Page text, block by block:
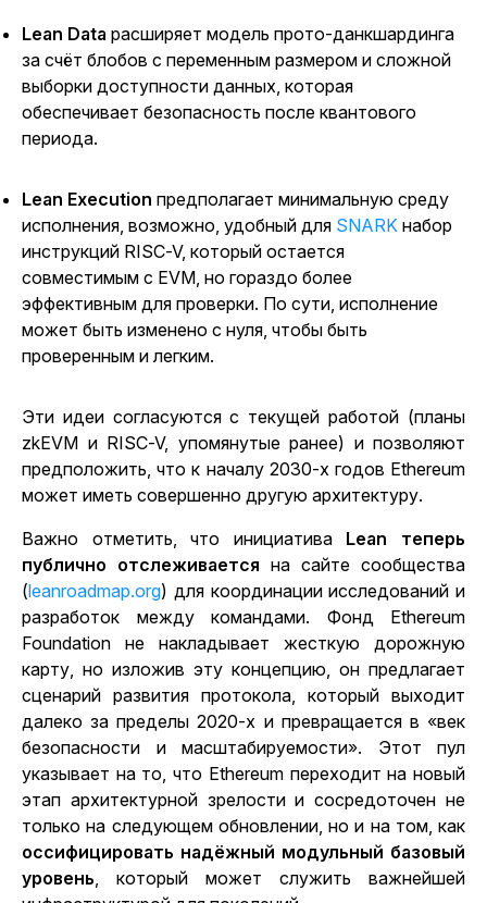
Lean Data расширяет модель прото-данкшардинга
за счёт блобов с переменным размером и сложной
выборки доступности данных, которая
обеспечивает безопасность после квантового
периода.
Lean Execution предполагает минимальную среду
исполнения, возможно, удобный для SNARK набор
инструкций RISC-V, который остается
совместимым с EVM, но гораздо более
эффективным для проверки. По сути, исполнение
может быть изменено с нуля, чтобы быть
проверенным и легким.
Эти идеи согласуются с текущей работой (планы
zkEVM и RISC-V, упомянутые ранее) и позволяют
предположить, что к началу 2030-х годов Ethereum
может иметь совершенно другую архитектуру.
Важно отметить, что инициатива Lean теперь
публично отслеживается на сайте сообщества
(leanroadmap.org) для координации исследований и
разработок между командами. Фонд Ethereum
Foundation не накладывает жесткую дорожную
карту, но изложив эту концепцию, он предлагает
сценарий развития протокола, который выходит
далеко за пределы 2020-х и превращается в «век
безопасности и масштабируемости». Этот пул
указывает на то, что Ethereum переходит на новый
этап архитектурной зрелости и сосредоточен не
только на следующем обновлении, но и на том, как
оссифицировать надёжный модульный базовый
уровень, который может служить важнейшей